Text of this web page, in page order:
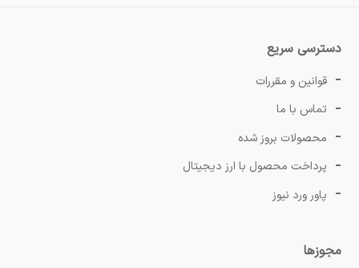
دسترسی سریع
قوانین و مقررات
تماس با ما
محصولات بروز شده
پرداخت محصول با ارز دیجیتال
پاور ورد نیوز
مجوزها